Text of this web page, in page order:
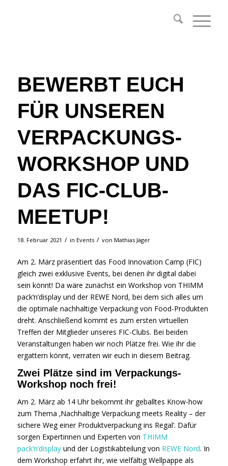
BEWERBT EUCH
FÜR UNSEREN
VERPACKUNGS-
WORKSHOP UND
DAS FIC-CLUB-
MEETUP!
18. Februar 2021 / in Events / von Mathias Jäger
Am 2. März präsentiert das Food Innovation Camp (FIC)
gleich zwei exklusive Events, bei denen ihr digital dabei
sein könnt! Da wäre zunächst ein Workshop von THIMM
pack’n’display und der REWE Nord, bei dem sich alles um
die optimale nachhaltige Verpackung von Food-Produkten
dreht. Anschließend kommt es zum ersten virtuellen
Treffen der Mitglieder unseres FIC-Clubs. Bei beiden
Veranstaltungen haben wir noch Plätze frei. Wie ihr die
ergattern könnt, verraten wir euch in diesem Beitrag.
Zwei Plätze sind im Verpackungs-
Workshop noch frei!
Am 2. März ab 14 Uhr bekommt ihr geballtes Know-how
zum Thema ‚Nachhaltige Verpackung meets Reality – der
sichere Weg einer Produktverpackung ins Regal‘. Dafür
sorgen Expertinnen und Experten von THIMM
pack’n’displayund der Logistikabteilung von REWE Nord. In
dem Workshop erfahrt ihr, wie vielfältig Wellpappe als